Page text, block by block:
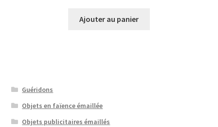
Ajouter au panier
Guéridons
Objets en faïence émaillée
Objets publicitaires émaillés